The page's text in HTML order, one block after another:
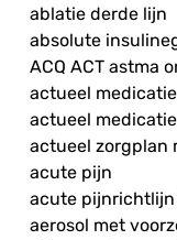
ablatie derde lijn
absolute
ACQ ACT astma
actueel
actueel
actueel zorgplan
acute pijn
acute pijnrichtlijn
aerosol met